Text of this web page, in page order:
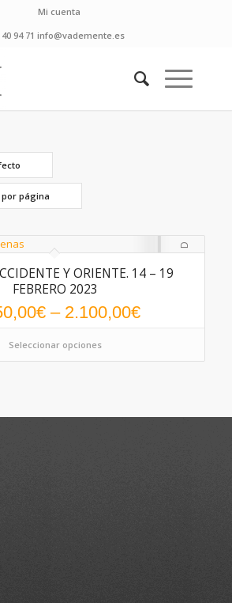
Mi cuenta
40 94 71 info@vademente.es
por página
Y ORIENTE. 14 – 19
FEBRERO 2023
€– 2.100,00€
Seleccionar opciones